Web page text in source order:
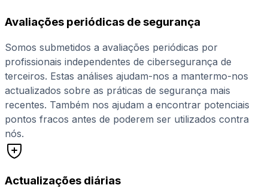
Avaliações periódicas de segurança
Somos submetidos a avaliações periódicas por
profissionais independentes de cibersegurança de
terceiros. Estas análises ajudam-nos a mantermo-nos
actualizados sobre as práticas de segurança mais
recentes. Também nos ajudam a encontrar potenciais
pontos fracos antes de poderem ser utilizados contra
nós.
Actualizações diárias